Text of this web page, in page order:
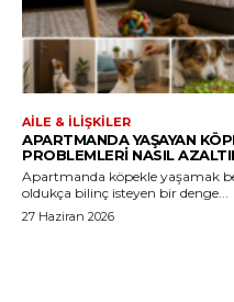
AILE & İLIŞKILER
APARTMANDA YAŞAYAN
PROBLEMLERI NASIL
Apartmanda köpekle yaşamak
oldukça bilinç isteyen bir denge...
27 Haziran 2026